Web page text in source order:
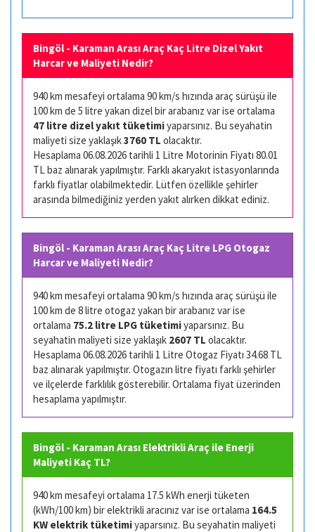
Bingöl - Karaman Arası Araç Kaç Litre Dizel Yakıt
Harcar ve Maliyeti Nedir?
940 km mesafeyi ortalama 90 km/s hızında araç sürüşü ile
100 km de 5 litre yakan dizel bir arabanız var ise ortalama
47 litre dizel yakıt tüketimiyaparsınız. Bu seyahatin
maliyeti size yaklaşık3760 TL olacaktır.
Hesaplama 06.08.2026 tarihli 1 Litre Motorinin Fiyatı 80.01
TL baz alınarak yapılmıştır. Farklı akaryakıt istasyonlarında
farklı fiyatlar olabilmektedir. Lütfen özellikle şehirler
arasında bilmediğiniz yerden yakıt alırken dikkat ediniz.
Bingöl - Karaman Arası Araç Kaç Litre LPG Otogaz
Harcar ve Maliyeti Nedir?
940 km mesafeyi ortalama 90 km/s hızında araç sürüşü ile
100 km de 8 litre otogaz yakan bir arabanız var ise
ortalama 75.2 litre LPG tüketimiyaparsınız. Bu
seyahatin maliyeti size yaklaşık 2607 TL olacaktır.
Hesaplama 06.08.2026 tarihli 1 Litre Otogaz Fiyatı 34.68 TL
baz alınarak yapılmıştır. Otogazın litre fiyatı farklı şehirler
ve ilçelerde farklılık gösterebilir. Ortalama fiyat üzerinden
hesaplama yapılmıştır.
Bingöl - Karaman Arası Elektrikli Araç ile Enerji
Maliyeti Kaç TL?
940 km mesafeyi ortalama 17.5 kWh enerji tüketen
(kWh/100 km) bir elektrikli aracınız var ise ortalama 164.5
KW elektrik tüketimiyaparsınız. Bu seyahatin maliyeti